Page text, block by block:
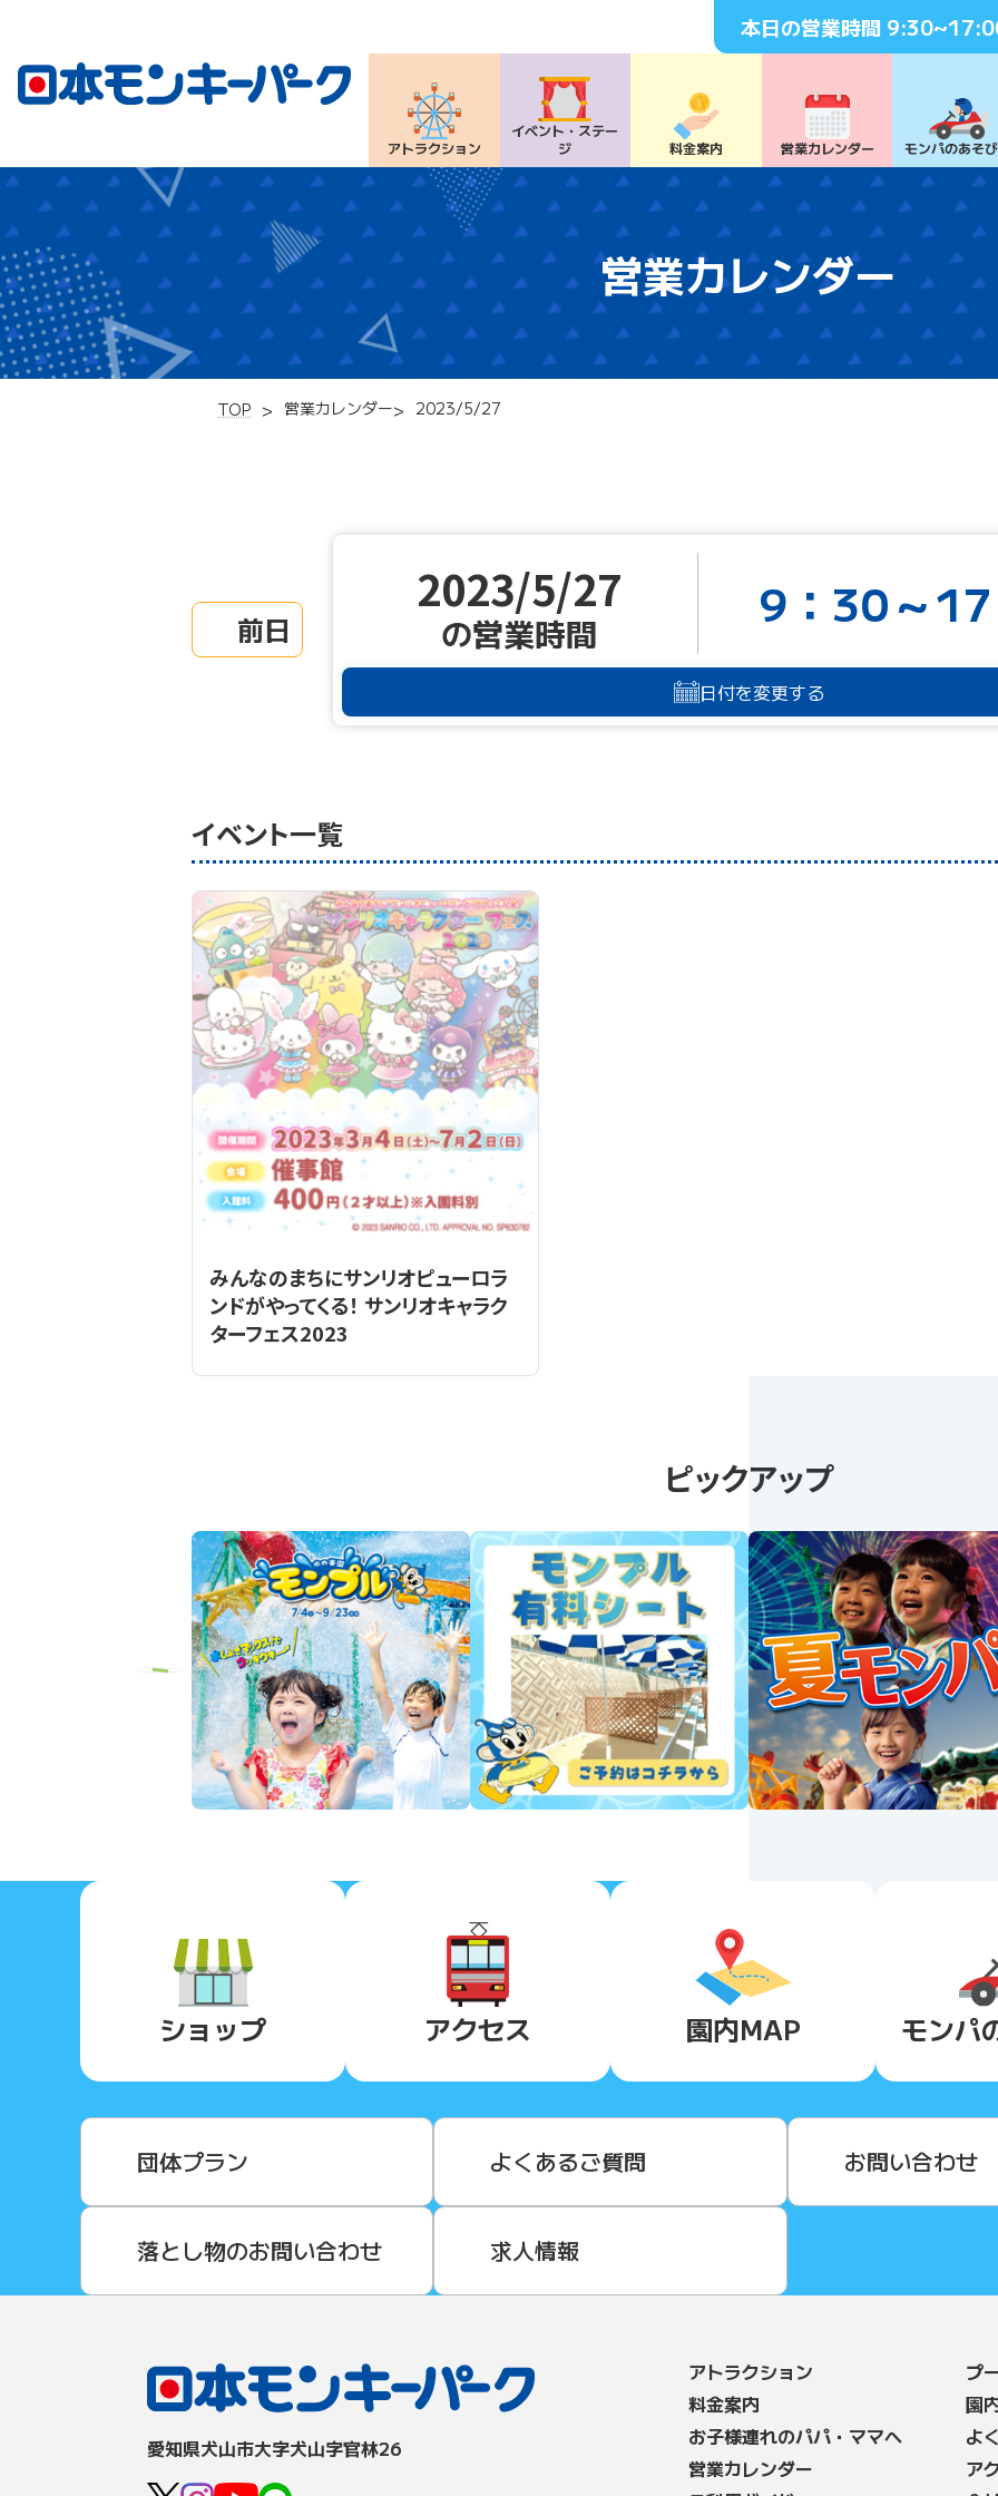
本日の営業時間
アトラクション
イベント・ ステー
ジ
料⾦案内 営業カレンダー モンパのあそ
営業カレンダー
TOP 営業カレンダー 2023/5/27
前日
2023/5/27
の営業時間 9：30～
日付を変更する
イベント一覧
みんなのまちにサンリオピューロラ
ンドがやってくる！ サンリオキャラク
ターフェス2023
ピックアップ
Previous
ショップ アクセス 園内MAP モンパ
団体プラン よくあるご質問 お問い合わせ
落とし物のお問い合わせ 求人情報
愛知県⽝⼭市⼤字⽝⼭字官林26
アトラクション
料⾦案内
お子様連れのパパ・ママへ
営業カレンダー
プ
園
よ
ア